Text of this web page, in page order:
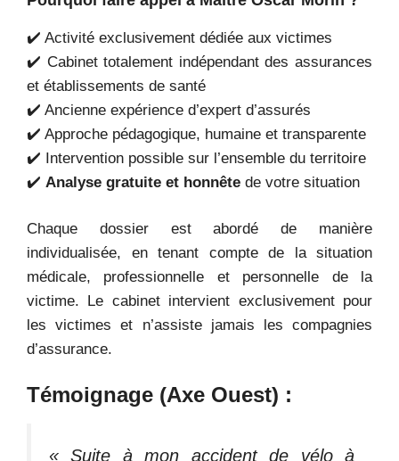
✔️ Activité exclusivement dédiée aux victimes
✔️ Cabinet totalement indépendant des assurances
et établissements de santé
✔️ Ancienne expérience d’expert d’assurés
✔️ Approche pédagogique, humaine et transparente
✔️ Intervention possible sur l’ensemble du territoire
✔️ Analyse gratuite et honnête de votre situation
Chaque dossier est abordé de manière
individualisée, en tenant compte de la situation
médicale, professionnelle et personnelle de la
victime. Le cabinet intervient exclusivement pour
les victimes et n’assiste jamais les compagnies
d’assurance.
Témoignage (Axe Ouest) :
« Suite à mon accident de vélo à